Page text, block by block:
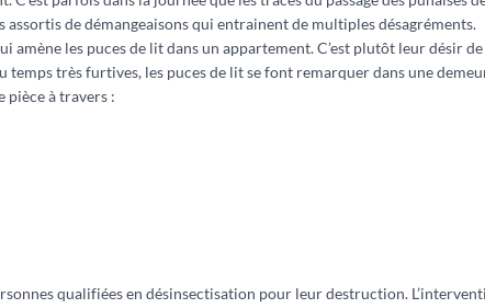
de démangeaisons qui entrainent de multiples désagréments.
amène les puces de lit dans un appartement. C’est plutôt leur désir
très furtives, les puces de lit se font remarquer dans une
pièce à travers :
qualifiées en désinsectisation pour leur destruction.